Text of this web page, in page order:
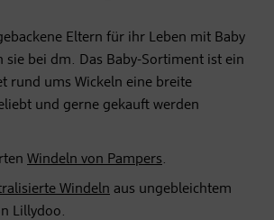
Eltern für ihr Leben mit Baby
sie bei dm. Das Baby-Sortiment ist ein
rund ums Wickeln eine breite
und gerne gekauft werden
Windeln von Pampers.
Windeln aus ungebleichtem
Lillydoo.